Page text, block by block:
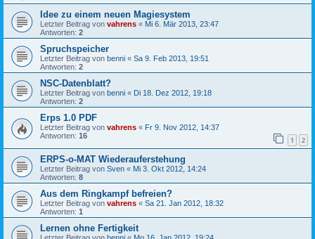
Idee zu einem neuen Magiesystem
Letzter Beitrag von vahrens « Mi 6. Mär 2013, 23:47
Antworten: 2
Spruchspeicher
Letzter Beitrag von benni « Sa 9. Feb 2013, 19:51
Antworten: 2
NSC-Datenblatt?
Letzter Beitrag von benni « Di 18. Dez 2012, 19:18
Antworten: 2
Erps 1.0 PDF
Letzter Beitrag von vahrens « Fr 9. Nov 2012, 14:37
Antworten: 16 1 2
ERPS-o-MAT Wiederauferstehung
Letzter Beitrag von Sven « Mi 3. Okt 2012, 14:24
Antworten: 8
Aus dem Ringkampf befreien?
Letzter Beitrag von vahrens « Sa 21. Jan 2012, 18:32
Antworten: 1
Lernen ohne Fertigkeit